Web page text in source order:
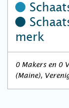
merk
0 Makers en 0
(Maine),